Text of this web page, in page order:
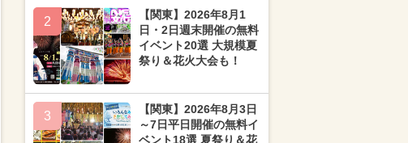
2
【関東】2026年8月1
日・2日週末開催の無料
イベント20選 大規模夏
祭り＆花火大会も！
3
【関東】2026年8月3日
～7日平日開催の無料イ
ベント18選 夏祭り＆花